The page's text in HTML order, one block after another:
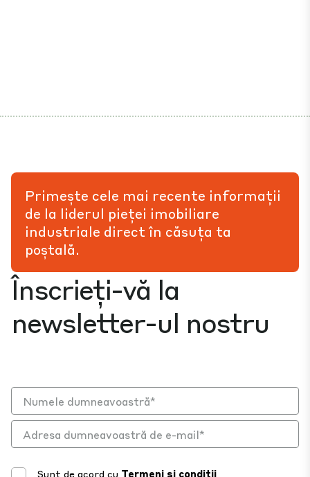
Înscrieți-vă la
newsletter-ul nostru
Sunt de acord cu Termeni și condiții
Primește cele mai recente informații
de la liderul pieței imobiliare
industriale direct în căsuța ta
poștală.